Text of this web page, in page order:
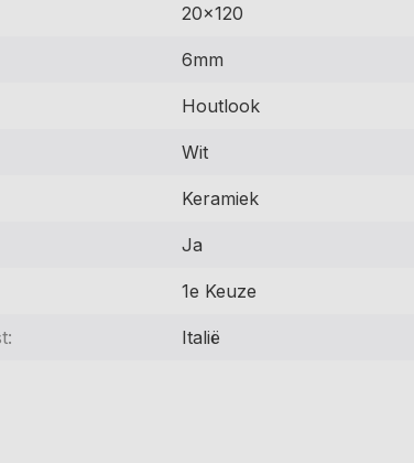
20x120
6mm
Houtlook
Wit
Keramiek
Ja
1e Keuze
Italië